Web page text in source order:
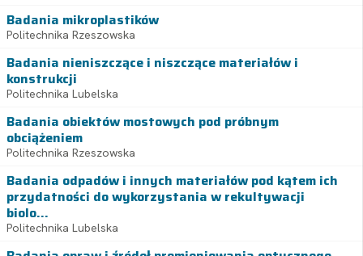
Badania mikroplastików
Politechnika Rzeszowska
Badania nieniszczące i niszczące materiałów i
konstrukcji
Politechnika Lubelska
Badania obiektów mostowych pod próbnym
obciążeniem
Politechnika Rzeszowska
Badania odpadów i innych materiałów pod kątem ich
przydatności do wykorzystania w rekultywacji
biolo...
Politechnika Lubelska